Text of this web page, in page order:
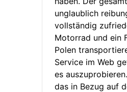
unglaublich
vollständig
Motorrad und ein
Polen
Service im Web
es
das in Bezug auf